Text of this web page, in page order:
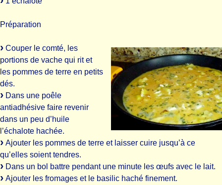
Préparation
Couper le comté, les
portions de vache qui rit et
les pommes de terre en petits
dés.
Dans une poêle
antiadhésive faire revenir
dans un peu d’huile
l’échalote hachée.
Ajouter les pommes de terre et laisser cuire jusqu’à ce
qu’elles soient tendres.
Dans un bol battre pendant une minute les œufs avec le lait.
Ajouter les fromages et le basilic haché finement.